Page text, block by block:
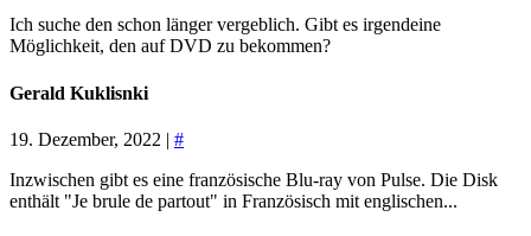
Ich suche den schon länger vergeblich. Gibt es irgendeine
Möglichkeit, den auf DVD zu bekommen?
Gerald Kuklisnki
19. Dezember, 2022 | #
Inzwischen gibt es eine französische Blu-ray von Pulse. Die Disk
enthält "Je brule de partout" in Französisch mit englischen...